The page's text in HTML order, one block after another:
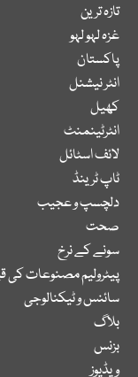
تازہ ترین
غزہ لہو لہو
پاکستان
انٹر نیشنل
کھیل
انٹرٹینمنٹ
لائف اسٹائل
ٹاپ ٹرینڈ
دلچسپ و عجیب
صحت
سونے کے نرخ
پیٹرولیم مصنوعات کی
سائنس و ٹیکنالوجی
بلاگ
بزنس
ویڈیوز